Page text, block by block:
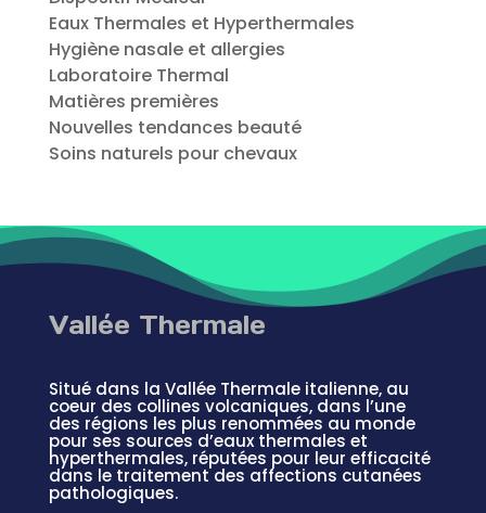
Eaux Thermales et Hyperthermales
Hygiène nasale et allergies
Laboratoire Thermal
Matières premières
Nouvelles tendances beauté
Soins naturels pour chevaux
Vallée Thermale
Situé dans la Vallée Thermale italienne, au
coeur des collines volcaniques, dans l’une
des régions les plus renommées au monde
pour ses sources d’eaux thermales et
hyperthermales, réputées pour leur efficacité
dans le traitement des affections cutanées
pathologiques.